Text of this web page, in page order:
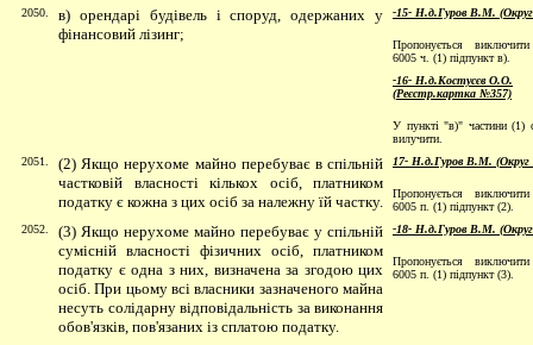
2050.
в) орендарі будівель і споруд, одержаних у
фінансовий лізинг;
-15- Н.д.Гуров В.М.
Пропонується
6005 ч. (1) підпункт в).
-16- Н.д.Костусєв О.О.
(Реєстр.картка №357)
У пункті "в)" частини (1)
вилучити.
2051.
(2) Якщо нерухоме майно перебуває в спільній
частковій власності кількох осіб, платником
податку є кожна з цих осіб за належну їй частку.
17- Н.д.Гуров В.М.
Пропонується
6005 п. (1) підпункт (2).
2052.
(3) Якщо нерухоме майно перебуває у спільній
сумісній власності фізичних осіб, платником
податку є одна з них, визначена за згодою цих
осіб. При цьому всі власники зазначеного майна
несуть солідарну відповідальність за виконання
обов'язків, пов'язаних із сплатою податку.
-18- Н.д.Гуров В.М.
Пропонується
6005 п. (1) підпункт (3).